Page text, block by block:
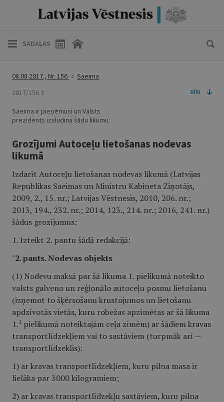
SADAĻAS
08.08.2017., Nr. 156
Saeima
2017/156.3
RĪKI
Saeima ir pieņēmusi un Valsts
prezidents izsludina šādu likumu:
Grozījumi Autoceļu lietošanas nodevas
likumā
Izdarīt Autoceļu lietošanas nodevas likumā (Latvijas
Republikas Saeimas un Ministru Kabineta Ziņotājs,
2009, 2., 15. nr.; Latvijas Vēstnesis, 2010, 206. nr.;
2013, 194., 232. nr.; 2014, 123., 214. nr.; 2016, 241. nr.)
šādus grozījumus:
1. Izteikt 2. pantu šādā redakcijā:
"2. pants. Nodevas objekts
(1) Nodevu maksā par šā likuma 1. pielikumā noteikto
valsts galveno un reģionālo autoceļu posmu lietošanu
(izņemot to šķērsošanu krustojumos un lietošanu
apdzīvotās vietās, kuru robežas apzīmētas ar šā likuma
1. 1 pielikumā noteiktajām ceļa zīmēm) ar šādiem kravas
transportlīdzekļiem vai to sastāviem (turpmāk arī —
transportlīdzeklis):
1) ar kravas transportlīdzekļiem, kuru pilna masa ir
lielāka par 3000 kilogramiem;
2) ar kravas transportlīdzekļu sastāviem, kuru pilna